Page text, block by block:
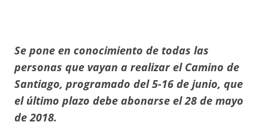
Se pone en conocimiento de todas las
personas que vayan a realizar el Camino de
Santiago, programado del 5-16 de junio, que
el último plazo debe abonarse el 28 de mayo
de 2018.